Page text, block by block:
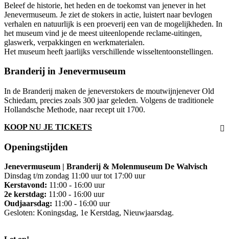
Beleef de historie, het heden en de toekomst van jenever in het
Jenevermuseum. Je ziet de stokers in actie, luistert naar bevlogen
verhalen en natuurlijk is een proeverij een van de mogelijkheden. In
het museum vind je de meest uiteenlopende reclame-uitingen,
glaswerk, verpakkingen en werkmaterialen.
Het museum heeft jaarlijks verschillende wisseltentoonstellingen.
Branderij in Jenevermuseum
In de Branderij maken de jeneverstokers de moutwijnjenever Old
Schiedam, precies zoals 300 jaar geleden. Volgens de traditionele
Hollandsche Methode, naar recept uit 1700.
KOOP NU JE TICKETS
Openingstijden
Jenevermuseum | Branderij & Molenmuseum De Walvisch
Dinsdag t/m zondag 11:00 uur tot 17:00 uur
Kerstavond: 11:00 - 16:00 uur
2e kerstdag: 11:00 - 16:00 uur
Oudjaarsdag: 11:00 - 16:00 uur
Gesloten: Koningsdag, 1e Kerstdag, Nieuwjaarsdag.